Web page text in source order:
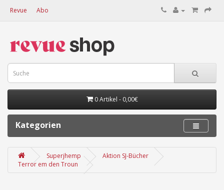
Revue Abo
0 Artikel - 0,00€
Kategorien
Superjhemp
Aktion SJ-Bücher
Terror em den Troun